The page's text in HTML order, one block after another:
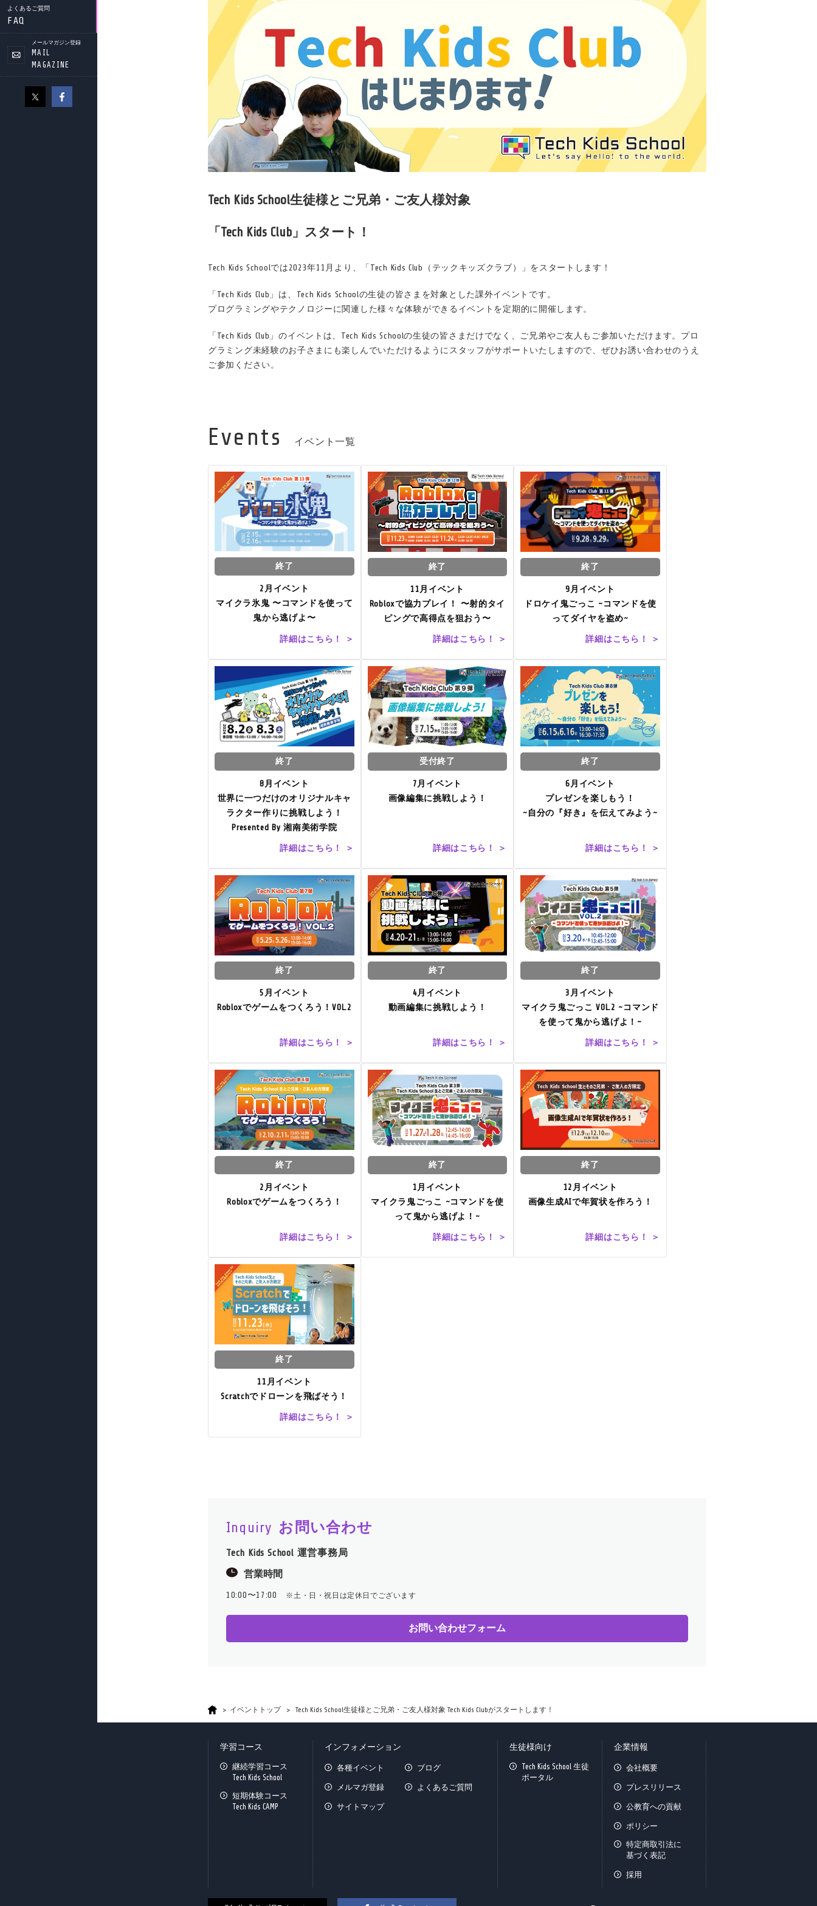
よくあるご質問
FAQ
メールマガジン登録
MAIL
MAGAZINE
Tech Kids School生徒様とご兄弟・ご友人様対象
「Tech Kids Club」スタート！
Tech Kids Schoolでは2023年11月より、「Tech Kids Club（テックキッズクラブ）」をスタートします！
「Tech Kids Club」は、Tech Kids Schoolの生徒の皆さまを対象とした課外イベントです。
プログラミングやテクノロジーに関連した様々な体験ができるイベントを定期的に開催します。
「Tech Kids Club」のイベントは、Tech Kids Schoolの生徒の皆さまだけでなく、ご兄弟やご友人もご参加いただけます。プロ
グラミング未経験のお子さまにも楽しんでいただけるようにスタッフがサポートいたしますので、ぜひお誘い合わせのうえ
ご参加ください。
Events イベント一覧
終了
2月イベント
マイクラ氷鬼 〜コマンドを使って
鬼から逃げよ〜
詳細はこちら！ ＞
終了
11月イベント
Robloxで協力プレイ！ 〜射的タイ
ピングで高得点を狙おう〜
詳細はこちら！ ＞
終了
9月イベント
ドロケイ鬼ごっこ ~コマンドを使
ってダイヤを盗め~
詳細はこちら！ ＞
終了
8月イベント
世界に一つだけのオリジナルキャ
ラクター作りに挑戦しよう！
Presented By 湘南美術学院
詳細はこちら！ ＞
受付終了
7月イベント
画像編集に挑戦しよう！
詳細はこちら！ ＞
終了
6月イベント
プレゼンを楽しもう！
~自分の『好き』を伝えてみよう~
詳細はこちら！ ＞
終了
5月イベント
Robloxでゲームをつくろう！VOL.2
詳細はこちら！ ＞
終了
4月イベント
動画編集に挑戦しよう！
詳細はこちら！ ＞
終了
3月イベント
マイクラ鬼ごっこ VOL.2 ~コマンド
を使って鬼から逃げよ！~
詳細はこちら！ ＞
終了
2月イベント
Robloxでゲームをつくろう！
詳細はこちら！ ＞
終了
1月イベント
マイクラ鬼ごっこ ~コマンドを使
って鬼から逃げよ！~
詳細はこちら！ ＞
終了
12月イベント
画像生成AIで年賀状を作ろう！
詳細はこちら！ ＞
終了
11月イベント
Scratchでドローンを飛ばそう！
詳細はこちら！ ＞
Inquiry お問い合わせ
Tech Kids School 運営事務局
営業時間
10:00〜17:00 ※土・日・祝日は定休日でございます
お問い合わせフォーム
イベントトップ Tech Kids School生徒様とご兄弟・ご友人様対象 Tech Kids Clubがスタートします！
学習コース
継続学習コース
Tech Kids School
短期体験コース
Tech Kids CAMP
インフォメーション
各種イベント ブログ
メルマガ登録 よくあるご質問
サイトマップ
生徒様向け
Tech Kids School 生徒
ポータル
企業情報
会社概要
プレスリリース
公教育への貢献
ポリシー
特定商取引法に
基づく表記
採用